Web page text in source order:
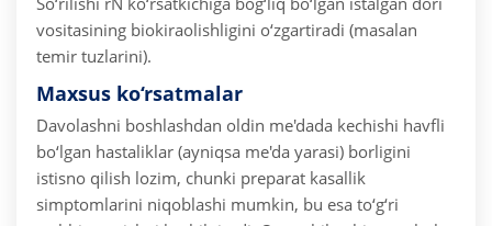
vositasining biokiraolishligini o‘zgartiradi (masalan
temir tuzlarini).
Maxsus ko‘rsatmalar
Davolashni boshlashdan oldin me'dada kechishi havfli
bo‘lgan hastaliklar (ayniqsa me'da yarasi) borligini
istisno qilish lozim, chunki preparat kasallik
simptomlarini niqoblashi mumkin, bu esa to‘g‘ri